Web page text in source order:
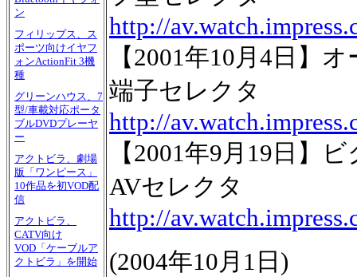
ン
フィリップス、ス
ポーツ向けイヤフ
ォンActionFit 3機
種
グリーンハウス、7
型/車載対応ポータ
ブルDVDプレーヤ
ー
アクトビラ、劇場
版「ワンピース」
10作品を初VOD配
信
アクトビラ、
CATV向け
VOD「ケーブルア
クトビラ」を開始
http://
【2001年10月4日】
端子セレクタ
http://
【2001年9月19日】
AVセレクタ
http://
(2004年10月1日 )